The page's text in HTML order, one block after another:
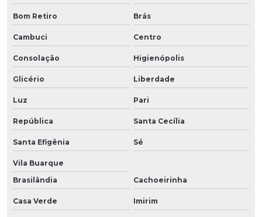
Bom Retiro Brás
Cambuci Centro
Consolação Higienópolis
Glicério Liberdade
Luz Pari
República Santa Cecília
Santa Efigênia Sé
Vila Buarque
Brasilândia
Cachoeirinha
Casa Verde Imirim